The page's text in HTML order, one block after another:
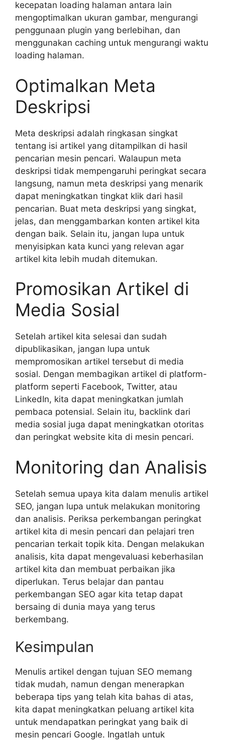
kecepatan loading halaman antara lain
mengoptimalkan ukuran gambar, mengurangi
penggunaan plugin yang berlebihan, dan
menggunakan caching untuk mengurangi waktu
loading halaman.
Optimalkan Meta
Deskripsi
Meta deskripsi adalah ringkasan singkat
tentang isi artikel yang ditampilkan di hasil
pencarian mesin pencari. Walaupun meta
deskripsi tidak mempengaruhi peringkat secara
langsung, namun meta deskripsi yang menarik
dapat meningkatkan tingkat klik dari hasil
pencarian. Buat meta deskripsi yang singkat,
jelas, dan menggambarkan konten artikel kita
dengan baik. Selain itu, jangan lupa untuk
menyisipkan kata kunci yang relevan agar
artikel kita lebih mudah ditemukan.
Promosikan Artikel di
Media Sosial
Setelah artikel kita selesai dan sudah
dipublikasikan, jangan lupa untuk
mempromosikan artikel tersebut di media
sosial. Dengan membagikan artikel di platform-
platform seperti Facebook, Twitter, atau
LinkedIn, kita dapat meningkatkan jumlah
pembaca potensial. Selain itu, backlink dari
media sosial juga dapat meningkatkan otoritas
dan peringkat website kita di mesin pencari.
Monitoring dan Analisis
Setelah semua upaya kita dalam menulis artikel
SEO, jangan lupa untuk melakukan monitoring
dan analisis. Periksa perkembangan peringkat
artikel kita di mesin pencari dan pelajari tren
pencarian terkait topik kita. Dengan melakukan
analisis, kita dapat mengevaluasi keberhasilan
artikel kita dan membuat perbaikan jika
diperlukan. Terus belajar dan pantau
perkembangan SEO agar kita tetap dapat
bersaing di dunia maya yang terus
berkembang.
Kesimpulan
Menulis artikel dengan tujuan SEO memang
tidak mudah, namun dengan menerapkan
beberapa tips yang telah kita bahas di atas,
kita dapat meningkatkan peluang artikel kita
untuk mendapatkan peringkat yang baik di
mesin pencari Google. Ingatlah untuk